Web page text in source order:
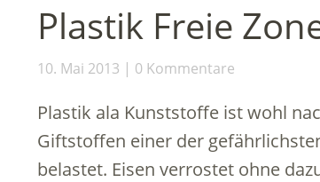
Plastik Freie
10. Mai 2013 0 Kommentare
Plastik ala Kunststoffe ist wohl
Giftstoffen einer der
belastet. Eisen verrostet ohne